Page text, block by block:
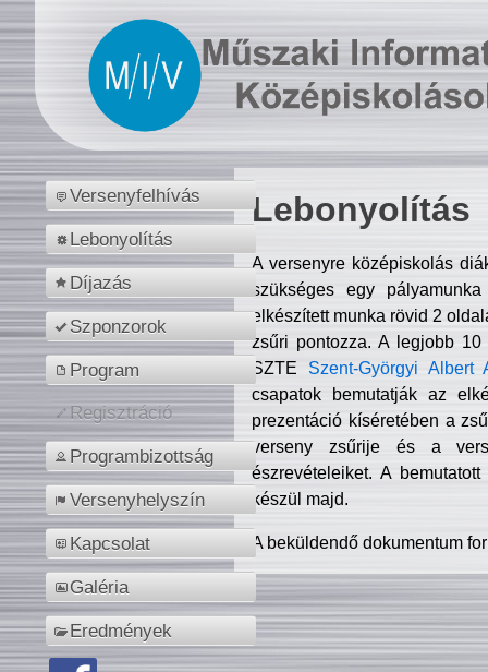
Versenyfelhívás
Lebonyolítás
Díjazás
Szponzorok
Program
Regisztráció
Programbizottság
Versenyhelyszín
Kapcsolat
Galéria
Eredmények
Lebonyolítás
A versenyre középiskolás
szükséges egy
elkészített munka rövid 2
zsűri pontozza. A legjobb
SZTE Szent-Györgyi Albert
csapatok bemutatják az
prezentáció kíséretében a
verseny zsűrije és a
észrevételeiket. A
készül majd.
A beküldendő dokumentum